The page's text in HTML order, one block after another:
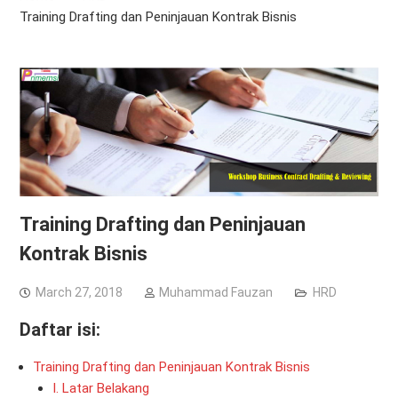
Training Drafting dan Peninjauan Kontrak Bisnis
Training Drafting dan Peninjauan
Kontrak Bisnis
March 27, 2018 Muhammad Fauzan HRD
Daftar isi:
Training Drafting dan Peninjauan Kontrak Bisnis
I. Latar Belakang